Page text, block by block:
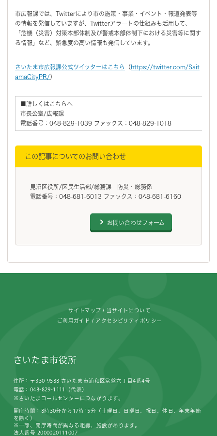
市広報課では、Twitterにより市の施策・事業・イベント・報道発表等
の情報を発信していますが、Twitterアラートの仕組みも活用して、
「危機（災害）対策本部体制及び警戒本部体制下における災害等に関す
る情報」など、緊急度の高い情報も発信しています。
さいたま市広報課公式ツイッターはこちら （ https://twitter.com/Sait
amaCityPR/ ）
■詳しくはこちらへ
市長公室/広報課
電話番号：048-829-1039 ファックス：048-829-1018
この記事についてのお問い合わせ
見沼区役所/区民生活部/総務課 防災・総務係
電話番号：048-681-6013 ファックス：048-681-6160
お問い合わせフォーム
サイトマップ 当サイトについて
ご利用ガイド アクセシビリティポリシー
さいたま市役所
住所：〒330-9588 さいたま市浦和区常盤六丁目4番4号
電話：048-829-1111（代表）
※さいたまコールセンターにつながります。
開庁時間：8時30分から17時15分（土曜日、日曜日、祝日、休日、年末年始
を除く）
※一部、開庁時間が異なる組織、施設があります。
法人番号 2000020111007